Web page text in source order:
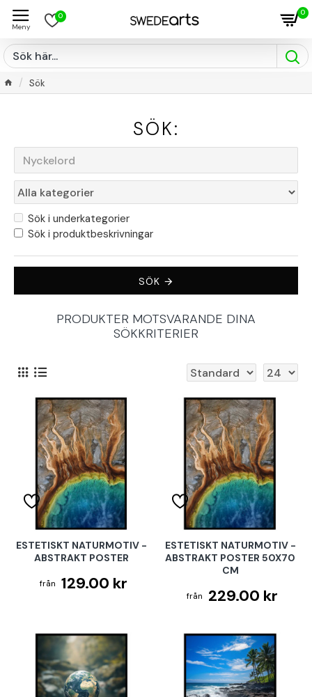
0 0
Sök
SÖK:
Sök i underkategorier
Sök i produktbeskrivningar
SÖK
PRODUKTER MOTSVARANDE DINA
SÖKKRITERIER
ESTETISKT NATURMOTIV -
ABSTRAKT POSTER
129.00 kr
ESTETISKT NATURMOTIV -
ABSTRAKT POSTER 50X70
CM
229.00 kr